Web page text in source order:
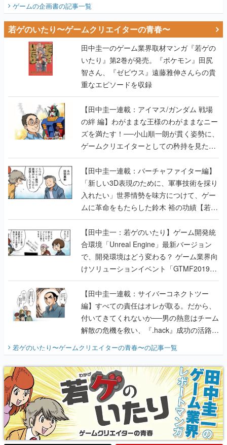
ゲームの企画書の記事一覧
若ゲのいたり〜ゲームクリエイターの青春〜
田中圭一のゲーム業界取材マンガ『若ゲの
いたり』第2巻が発売。『ポケモン』田尻
智さん、『ゼビウス』遠藤雅伸さんらの貴
重なエピソードを収録
【田中圭一連載：アイマス/ガンダム 戦場
の絆 編】わがままな王様のわがままなニー
ズを満たす！──小山順一朗が貫く姿勢に、
ゲームクリエイターとしての矜持を見た
【若ゲのいたり最終回】
【田中圭一連載：バーチャファイター編】
「新しい3D表現のために、軍事技術を採り
入れたい」世界情勢を味方につけて、ゲー
ムに革命をもたらした鈴木 裕の功績【若ゲ
のいたり】
【田中圭一：若ゲのいたり】ゲーム開発統
合環境「Unreal Engine」最新バージョン
で、開発環境はどう変わる？ ゲーム業界向
けソリューションイベント「GTMF2019」
に行って、より理解を深めよう【PR】
【田中圭一連載：サイバーコネクトツー
編】すべての責任はオレが取る。だから、
付いてきてくれないか──男の熱意はチーム
解散の危機を救い、『.hack』成功の活路を
『少年ジャンプ』色だった【若ゲのいた
り】
若ゲのいたり〜ゲームクリエイターの青春〜の記事一覧